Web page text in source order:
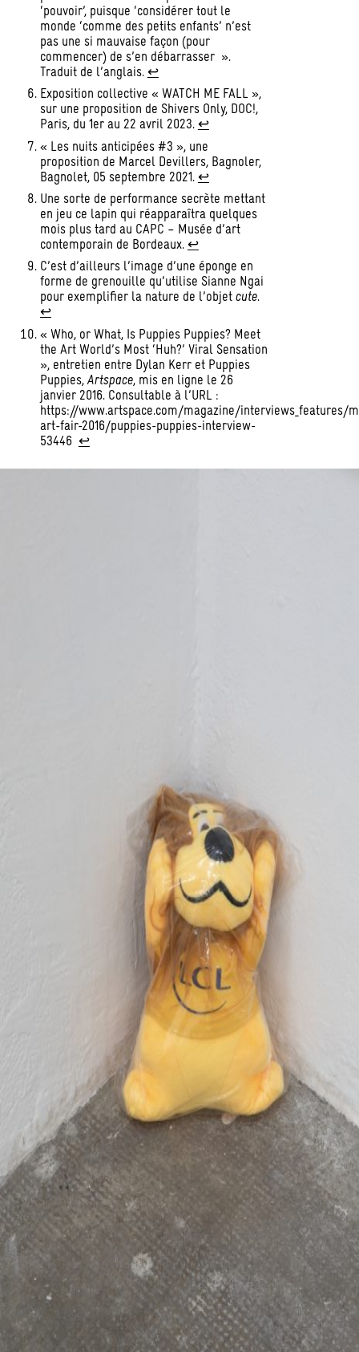
‘pouvoir’, puisque ‘considérer tout le
monde ‘comme des petits enfants’ n’est
pas une si mauvaise façon (pour
commencer) de s’en débarrasser ».
Traduit de l’anglais. ↩︎
Exposition collective « WATCH ME FALL »,
sur une proposition de Shivers Only, DOC!,
Paris, du 1er au 22 avril 2023. ↩︎
« Les nuits anticipées #3 », une
proposition de Marcel Devillers, Bagnoler,
Bagnolet, 05 septembre 2021. ↩︎
Une sorte de performance secrète mettant
en jeu ce lapin qui réapparaîtra quelques
mois plus tard au CAPC – Musée d’art
contemporain de Bordeaux. ↩︎
C’est d’ailleurs l’image d’une éponge en
forme de grenouille qu’utilise Sianne Ngai
pour exemplifier la nature de l’objet cute.
↩︎
« Who, or What, Is Puppies Puppies? Meet
the Art World’s Most ‘Huh?’ Viral Sensation
», entretien entre Dylan Kerr et Puppies
Puppies, Artspace, mis en ligne le 26
janvier 2016. Consultable à l’URL :
https://www.artspace.com/magazine/interviews_features/
art-fair-2016/puppies-puppies-interview-
53446 ↩︎